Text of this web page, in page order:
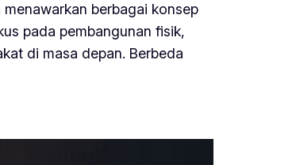
berbagai konsep
pada pembangunan fisik,
di masa depan. Berbeda